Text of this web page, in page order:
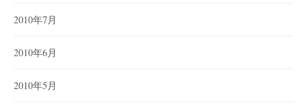
2010年7月
2010年6月
2010年5月